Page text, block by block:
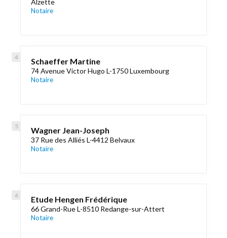
Alzette
Notaire
Schaeffer Martine
74 Avenue Victor Hugo L-1750 Luxembourg
Notaire
Wagner Jean-Joseph
37 Rue des Alliés L-4412 Belvaux
Notaire
Etude Hengen Frédérique
66 Grand-Rue L-8510 Redange-sur-Attert
Notaire